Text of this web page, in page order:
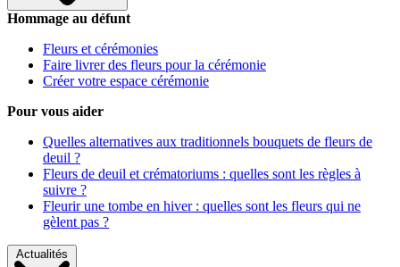
Hommage au défunt
Fleurs et cérémonies
Faire livrer des fleurs pour la cérémonie
Créer votre espace cérémonie
Pour vous aider
Quelles alternatives aux traditionnels bouquets de fleurs de
deuil ?
Fleurs de deuil et crématoriums : quelles sont les règles à
suivre ?
Fleurir une tombe en hiver : quelles sont les fleurs qui ne
gèlent pas ?
Actualités